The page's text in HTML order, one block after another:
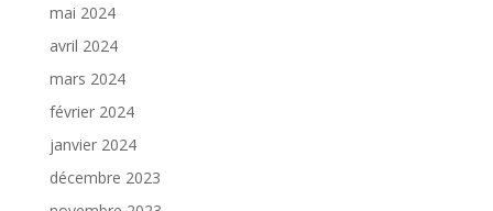
mai 2024
avril 2024
mars 2024
février 2024
janvier 2024
décembre 2023